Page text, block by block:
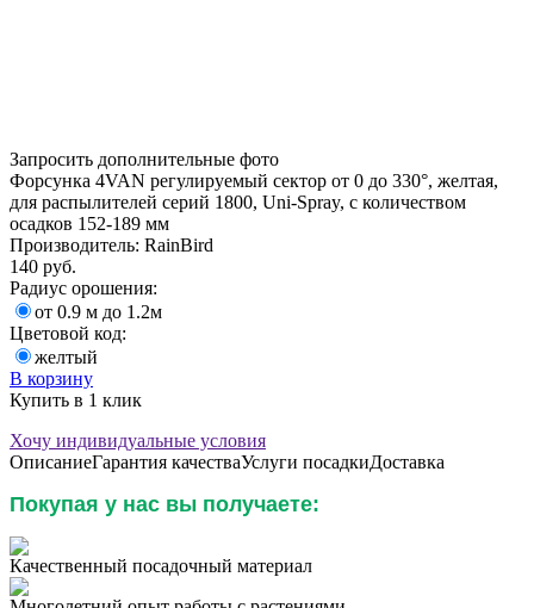
Запросить дополнительные фото
Форсунка 4VAN регулируемый сектор от 0 до 330°, желтая,
для распылителей серий 1800, Uni-Spray, с количеством
осадков 152-189 мм
Производитель: RainBird
140 руб.
Радиус орошения:
от 0.9 м до 1.2м
Цветовой код:
желтый
В корзину
Купить в 1 клик
Хочу индивидуальные условия
ОписаниеГарантия качестваУслуги посадкиДоставка
Покупая у нас вы получаете:
Качественный посадочный материал